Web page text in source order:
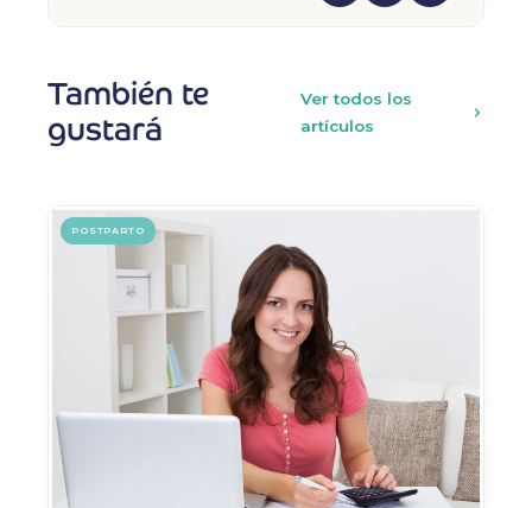
También te
gustará
Ver todos los
artículos
POSTPARTO